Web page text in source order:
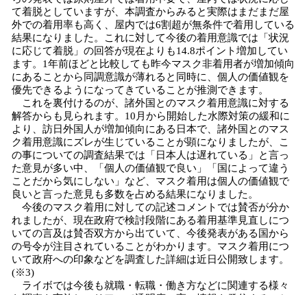
て着脱としていますが、本調査からみると実際はまだまだ屋
外での着用率も高く、屋内では6割超が無条件で着用している
結果になりました。これに対して今後の着用意識では「状況
に応じて着脱」の回答が現在よりも14.8ポイント増加してい
ます。1年前ほどと比較しても昨今マスク非着用者が増加傾向
にあることから同調意識が薄れると同時に、個人の価値観を
優先できるようになってきていることが推測できます。
これを裏付けるのが、諸外国とのマスク着用意識に対する
解答からも見られます。10月から開始した水際対策の緩和に
より、訪日外国人が増加傾向にある日本で、諸外国とのマス
ク着用意識にズレが生じていることが顕になりましたが、こ
の事についての調査結果では「日本人は遅れている」と言っ
た意見が多い中、「個人の価値観で良い」「国によって違う
ことだから気にしない」など、マスク着用は個人の価値観で
良いと言った意見も多数を占める結果になりました。
今後のマスク着用に対しての記述コメントでは賛否が分か
れましたが、現在政府で検討段階にある着用基準見直しにつ
いての言及は賛否双方から出ていて、今後発表がある国から
の号令が注目されていることがわかります。マスク着用につ
いて政府への印象などを調査した詳細は近日公開致します。
(※3)
ライボでは今後も就職・転職・働き方などに関連する様々